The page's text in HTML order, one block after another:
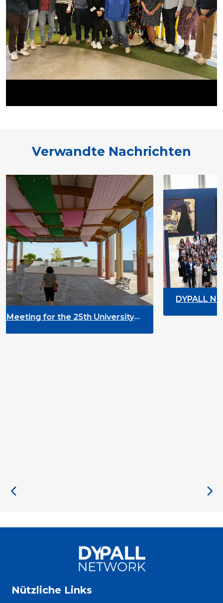
Verwandte Nachrichten
DYPALL Network at ALDA
2026 in Malta
Nützliche Links